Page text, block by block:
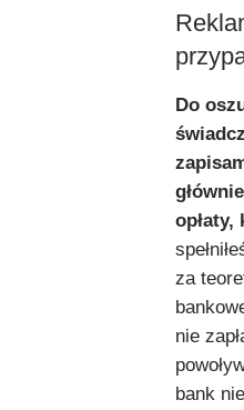
Do
za
nie
bank